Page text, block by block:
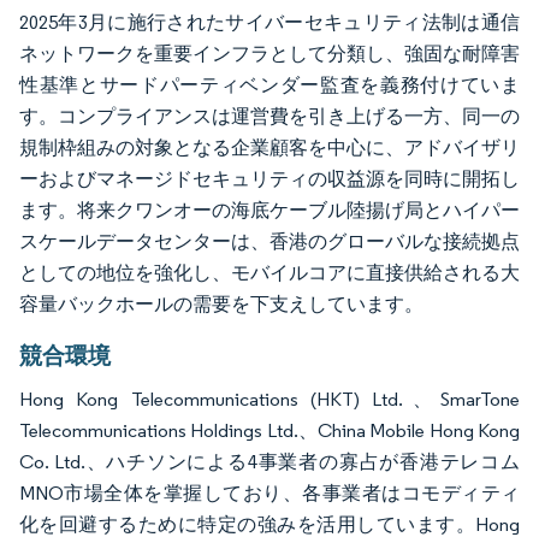
2025年3月に施行されたサイバーセキュリティ法制は通信
ネットワークを重要インフラとして分類し、強固な耐障害
性基準とサードパーティベンダー監査を義務付けていま
す。コンプライアンスは運営費を引き上げる一方、同一の
規制枠組みの対象となる企業顧客を中心に、アドバイザリ
ーおよびマネージドセキュリティの収益源を同時に開拓し
ます。将来クワンオーの海底ケーブル陸揚げ局とハイパー
スケールデータセンターは、香港のグローバルな接続拠点
としての地位を強化し、モバイルコアに直接供給される大
容量バックホールの需要を下支えしています。
競合環境
Hong Kong Telecommunications (HKT) Ltd.、SmarTone
Telecommunications Holdings Ltd.、China Mobile Hong Kong
Co. Ltd.、ハチソンによる4事業者の寡占が香港テレコム
MNO市場全体を掌握しており、各事業者はコモディティ
化を回避するために特定の強みを活用しています。Hong